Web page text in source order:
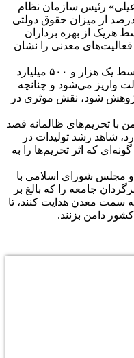
رئیس سازمان نظام
معدن ایران، گفت: تعیین ۲۰ درصد از میزان حقوق دولتی
هریک از بهره برداران
معدنی را نشان
وی خاطرنشان کرد: سالیانه بطور متوسط یک هزار و ۵۰۰ میلیارد
واریز می‌شود و چنانچه
پژوهش شود، نقش موثری در
با تحریم‌های ظالمانه قصد
شاهد رشد تولیدات در
که اثر تحریم‌ها را به
و مجلس شورای اسلامی با
جامعه را که بالغ بر
به سمت معدن هدایت کنند، تا
کشور دامن بزنند.